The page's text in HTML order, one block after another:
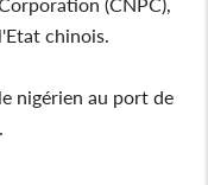
chinois.
nigérien au port de